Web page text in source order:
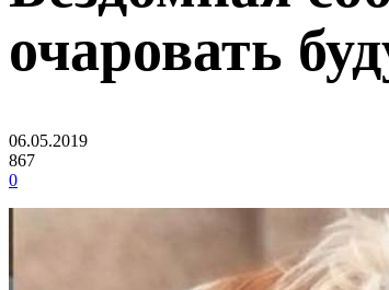
очаровать
06.05.2019
867
0